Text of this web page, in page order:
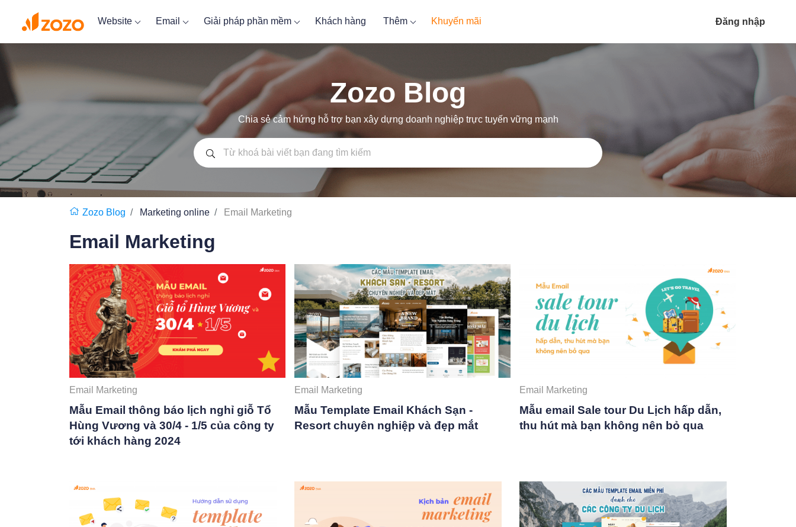
Website Email Giải pháp phần mềm Khách hàng Thêm Khuyến mãi Đăng nhập
Zozo Blog
Chia sẻ cảm hứng hỗ trợ bạn xây dựng doanh nghiệp trực tuyến vững mạnh
Zozo Blog Marketing online Email Marketing
Email Marketing
Email Marketing
Mẫu Email thông báo lịch nghỉ giỗ Tổ
Hùng Vương và 30/4 - 1/5 của công ty
tới khách hàng 2024
Email Marketing
Mẫu Template Email Khách Sạn -
Resort chuyên nghiệp và đẹp mắt
Email Marketing
Mẫu email Sale tour Du Lịch hấp dẫn,
thu hút mà bạn không nên bỏ qua